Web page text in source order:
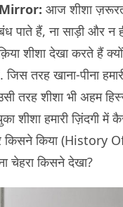
आज शीशा
पाते हैं, ना साड़ी और न
शीशा देखा करते हैं
जिस तरह खाना-पीना
तरह शीशा भी अहम
शीशा हमारी ज़िंदगी में
किसने किया (History
चेहरा किसने देखा?